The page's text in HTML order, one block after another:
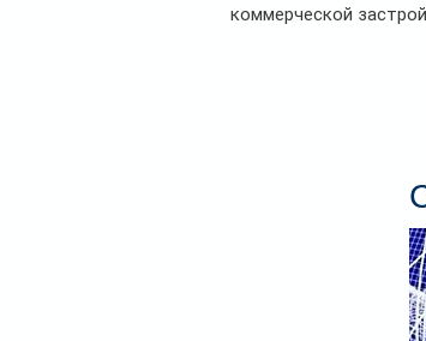
коммерческой